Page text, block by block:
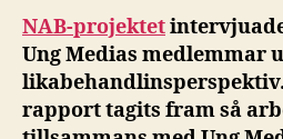
NAB-projektet
Ung Medias medlemmar
rapport tagits fram så